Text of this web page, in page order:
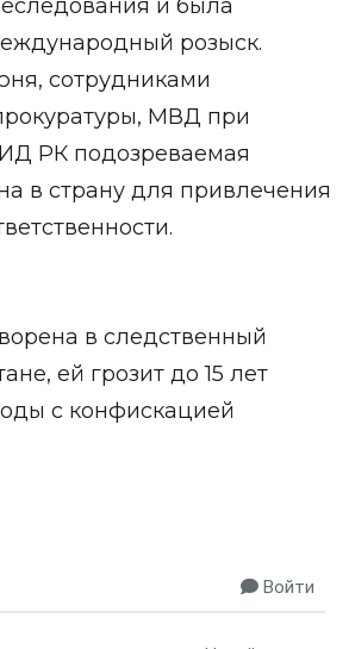
и была
розыск.
сотрудниками
МВД при
РК подозреваемая
в страну для привлечения
в следственный
ей грозит до 15 лет
с конфискацией
Войти